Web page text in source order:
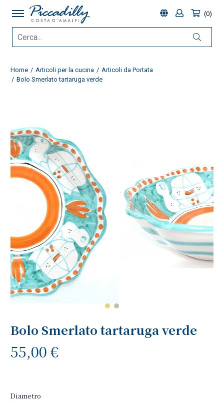
0
Home Articoli per la cucina
Articoli da Portata
Bolo Smerlato tartaruga verde
Bolo Smerlato tartaruga verde
55,00 €
Diametro